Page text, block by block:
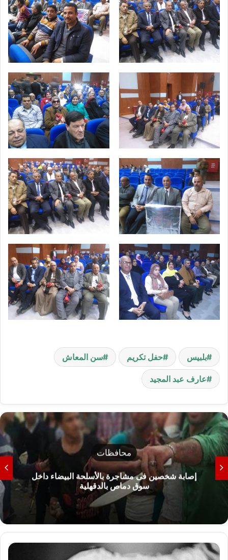
بلبيس حفل تكريم سن المعاش
عارف عبد المجيد
محافظات
إصابة شخصين فى مشاجرة بالأسلحة البيضاء داخل
سوق دماص بالدقهلية
مقتل